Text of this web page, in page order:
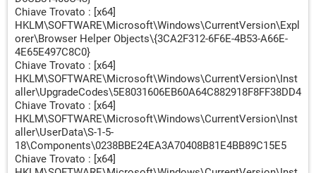
Chiave Trovato : [x64]
HKLM\SOFTWARE\Microsoft\Windows\CurrentVersion\Expl
orer\Browser Helper Objects\{3CA2F312-6F6E-4B53-A66E-
4E65E497C8C0}
Chiave Trovato : [x64]
HKLM\SOFTWARE\Microsoft\Windows\CurrentVersion\Inst
aller\UpgradeCodes\5E8031606EB60A64C882918F8FF38DD4
Chiave Trovato : [x64]
HKLM\SOFTWARE\Microsoft\Windows\CurrentVersion\Inst
aller\UserData\S-1-5-
18\Components\0238BBE24EA3A70408B81E4BB89C15E5
Chiave Trovato : [x64]